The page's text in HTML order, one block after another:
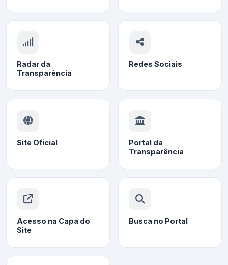
Radar da
Transparência
Redes Sociais
Site Oficial
Portal da
Transparência
Acesso na Capa do
Site
Busca no Portal